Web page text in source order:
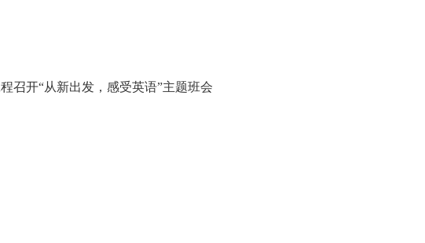
召开“从新出发，感受英语”主题班会